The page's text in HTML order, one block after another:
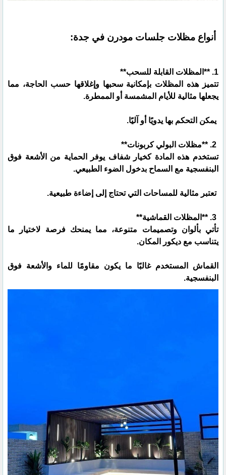
أنواع مظلات جلسات مودرن في جدة:
1. **المظلات القابلة للسحب**
تتميز هذه المظلات بإمكانية سحبها وإغلاقها حسب الحاجة، مما
يجعلها مثالية للأيام المشمسة أو الممطرة.
يمكن التحكم بها يدويًا أو آليًا.
تستخدم هذه المادة كخيار شفاف يوفر الحماية من الأشعة فوق
البنفسجية مع السماح بدخول الضوء الطبيعي.
تعتبر مثالية للمساحات التي تحتاج إلى إضاءة طبيعية.
تأتي بألوان وتصميمات متنوعة، مما يمنحك فرصة لاختيار ما
يتناسب مع ديكور المكان.
القماش المستخدم غالبًا ما يكون مقاومًا للماء والأشعة فوق
البنفسجية.